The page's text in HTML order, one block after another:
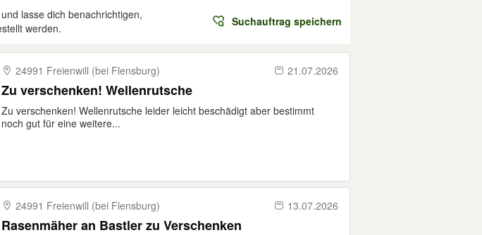
lasse dich benachrichtigen,
werden.
Suchauftrag speichern
24991 Freienwill (bei Flensburg) 21.07.2026
Zu verschenken! Wellenrutsche
Zu verschenken! Wellenrutsche leider leicht beschädigt aber bestimmt
noch gut für eine weitere...
24991 Freienwill (bei Flensburg) 13.07.2026
Rasenmäher an Bastler zu Verschenken